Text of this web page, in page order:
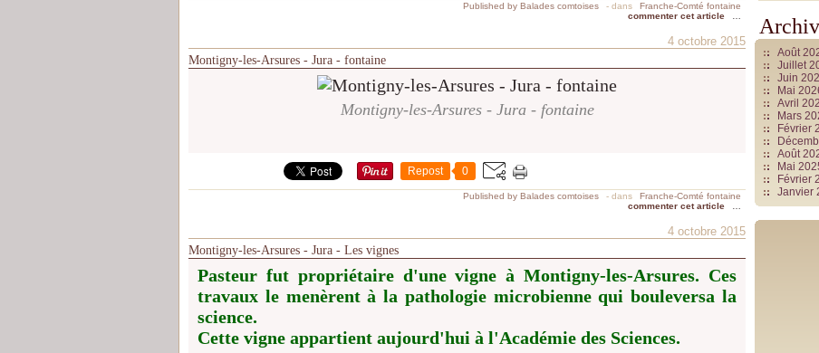
Published by Balades comtoises - dans
Franche-Comté fontaine
commenter cet article
4 octobre 2015
Montigny-les-Arsures - Jura - fontaine
Montigny-les-Arsures - Jura - fontaine
Repost 0
Published by Balades comtoises - dans
Franche-Comté fontaine
commenter cet article
4 octobre 2015
Montigny-les-Arsures - Jura - Les vignes
Pasteur fut propriétaire d'une vigne à Montigny-les-Arsures. Ces
travaux le menèrent à la pathologie microbienne qui bouleversa la
science.
Cette vigne appartient aujourd'hui à l'Académie des Sciences.
Août
Juillet
Juin
Mai
Avril
Mars
Février
Août
Mai
Février
Janvier